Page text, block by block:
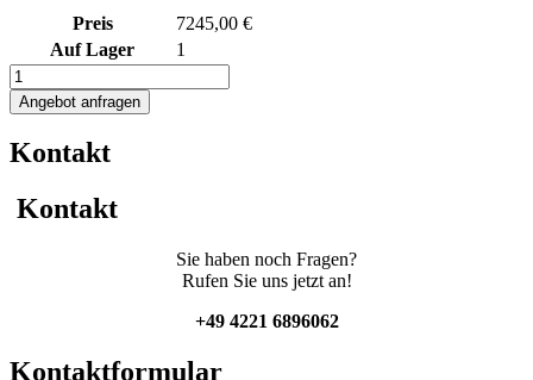
Preis
7245,00 €
Auf Lager
1
1233L
heiz-/kühlbarer
Edelstahlbehälter
Termoplate
Becherrührwerk
Menge
Angebot anfragen
Kontakt
Kontakt
Sie haben noch Fragen?
Rufen Sie uns jetzt an!
+49 4221 6896062
Kontaktformular